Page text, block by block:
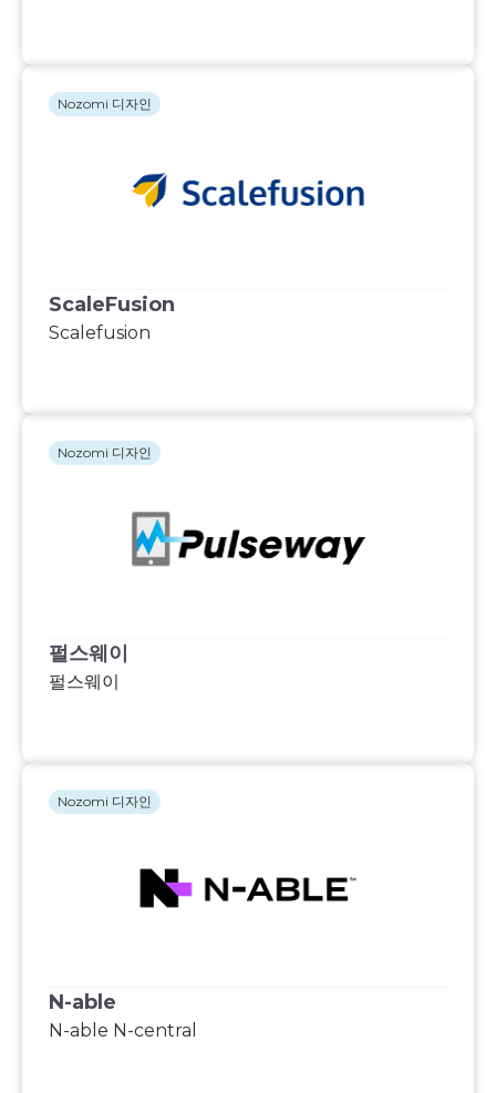
ScaleFusion
Scalefusion
Nozomi 디자인
펄스웨이
펄스웨이
Nozomi 디자인
N-able
N-able N-central
Nozomi 디자인